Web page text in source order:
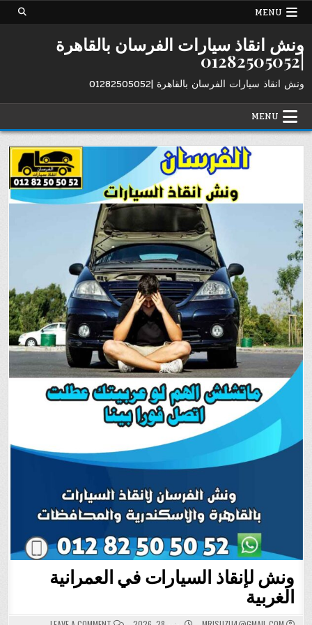
Skip
MENU
ونش انقاذ سيارات الفرسان بالقاهرة
|01282505052
ونش انقاذ سيارات الفرسان بالقاهرة |01282505052
MENU
ونش لإنقاذ السيارات في العمرانية
الغربية